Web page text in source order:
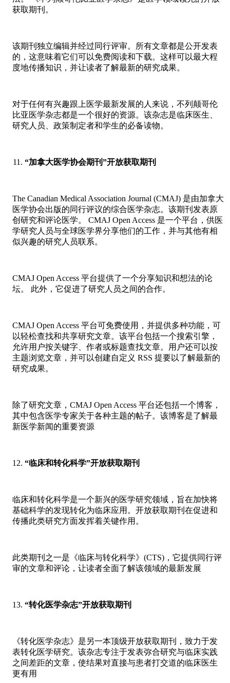
获取期刊。
该期刊独立编辑并经过同行评审。所有文章都是公开发表
的，这意味着它们可以免费阅读和下载。这样可以最大程
度地传播知识，并让读者了解最新的研究成果。
对于任何有兴趣跟上医学最新发展的人来说，不列颠哥伦
比亚医学杂志都是一个很好的资源。该杂志是临床医生、
研究人员、政策制定者和学生的必备读物。
“加拿大医学协会期刊”开放获取期刊
The Canadian Medical Association Journal (CMAJ) 是由加拿大
医学协会出版的同行评议的综合医学杂志。该期刊发表原
创研究和评论医学。 CMAJ Open Access 是一个平台，供医
学研究人员与全球医学界分享他们的工作，并与其他有相
似兴趣的研究人员联系。
CMAJ Open Access 平台提供了一个分享知识和想法的论
坛。 此外，它促进了研究人员之间的合作。
CMAJ Open Access 平台可免费使用，并提供多种功能，可
以轻松查找和共享研究文章。该平台包括一个搜索引擎，
允许用户按关键字、作者或标题查找文章。用户还可以按
主题浏览文章，并可以创建自定义 RSS 提要以了解最新的
研究成果。
除了研究文章，CMAJ Open Access 平台还包括一个博客，
其中包含医学专家关于各种主题的帖子。该博客是了解最
新医学新闻的重要资源
“临床和转化科学”开放获取期刊
临床和转化科学是一个新兴的医学研究领域，旨在加快将
基础科学的发现转化为临床应用。开放获取期刊在促进和
传播此类研究方面发挥着关键作用。
此类期刊之一是《临床与转化科学》(CTS)，它提供同行评
审的文章和评论，让读者全面了解该领域的最新发展
“转化医学杂志”开放获取期刊
《转化医学杂志》是另一本顶级开放获取期刊，致力于发
表转化医学研究。该杂志专注于发表弥合研究与临床实践
之间差距的文章，使结果对直接与患者打交道的临床医生
更有用